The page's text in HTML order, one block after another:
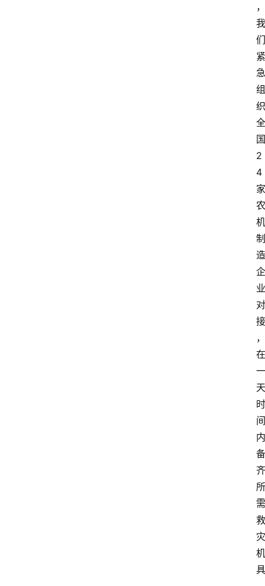
，
我
们
紧
急
组
织
全
国
2
4
家
农
机
制
造
企
业
对
接
，
在
一
天
时
间
内
备
齐
所
需
救
灾
机
具